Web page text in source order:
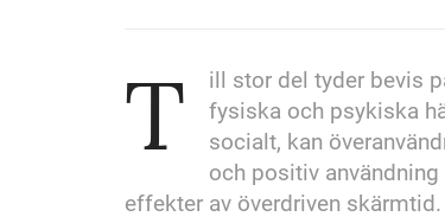
T
ill stor del tyder bevis
fysiska och psykiska
socialt, kan
och positiv
effekter av överdriven skärmtid.